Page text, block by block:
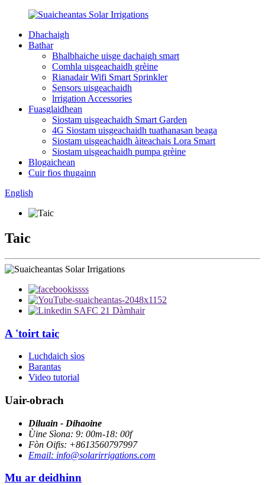
Dhachaigh
Bathar
Bhalbhaiche uisge dachaigh smart
Comhla uisgeachaidh grèine
Rianadair Wifi Smart Sprinkler
Sensors uisgeachaidh
lrrigation Accessories
Fuasglaidhean
Siostam uisgeachaidh Smart Garden
4G Siostam uisgeachaidh tuathanasan beaga
Siostam uisgeachaidh àiteachais Lora Smart
Siostam uisgeachaidh pumpa grèine
Blogaichean
Cuir fios thugainn
English
Taic
A 'toirt taic
Luchdaich sìos
Barantas
Video tutorial
Uair-obrach
Diluain - Dihaoine
Ùine Sìona: 9: 00m-18: 00f
Fòn Oifis: +8613560797997
Email: info@solarirrigations.com
Mu ar deidhinn